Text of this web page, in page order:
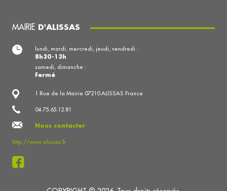
MAIRIE D'ALISSAS
1 Rue de la Mairie 07210 ALISSAS France
04.75.65.12.81
Nous contacter
http://www.alissas.fr
lundi, mardi, mercredi, jeudi, vendredi :
8h30-13h
samedi, dimanche :
Fermé